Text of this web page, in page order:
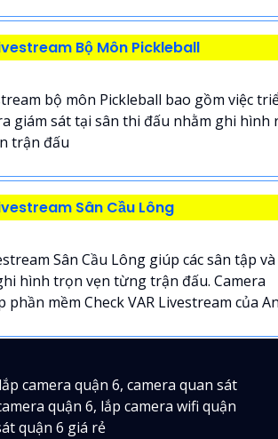
Bộ Môn Pickleball
bộ môn Pickleball bao gồm việc
giám sát tại sân thi đấu nhằm ghi hình
trận đấu
Sân Cầu Lông
Sân Cầu Lông giúp các sân tập và
hình trọn vẹn từng trận đấu. Camera
mềm Check VAR Livestream của
camera quận 6, camera quan sát
quận 6, lắp camera wifi quận
quận 6 giá rẻ